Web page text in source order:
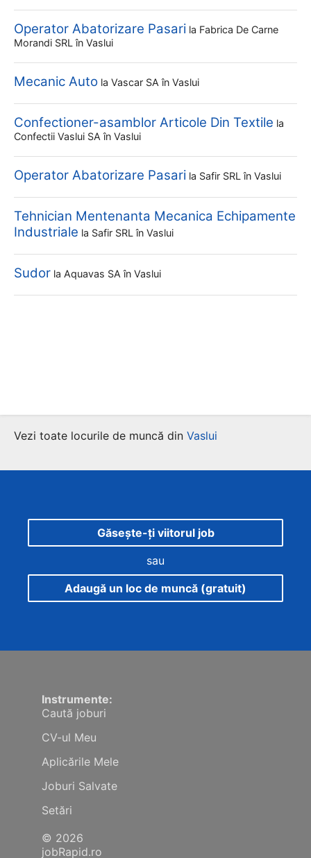
Operator Abatorizare Pasari la Fabrica De Carne
Morandi SRL în Vaslui
Mecanic Auto la Vascar SA în Vaslui
Confectioner-asamblor Articole Din Textile la
Confectii Vaslui SA în Vaslui
Operator Abatorizare Pasari la Safir SRL în Vaslui
Tehnician Mentenanta Mecanica Echipamente
Industriale la Safir SRL în Vaslui
Sudor la Aquavas SA în Vaslui
Vezi toate locurile de muncă din Vaslui
Găsește-ți viitorul job
sau
Adaugă un loc de muncă (gratuit)
Instrumente:
Caută joburi
CV-ul Meu
Aplicările Mele
Joburi Salvate
Setări
© 2026
jobRapid.ro